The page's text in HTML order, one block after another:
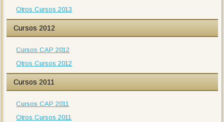
Otros Cursos 2013
Cursos 2012
Cursos CAP 2012
Otros Cursos 2012
Cursos 2011
Cursos CAP 2011
Otros Cursos 2011